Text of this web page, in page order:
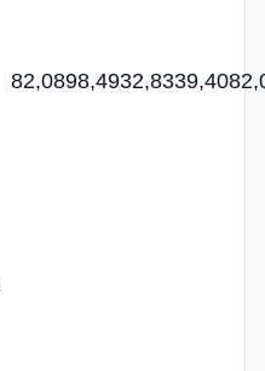
82,0898,4932,8339,40